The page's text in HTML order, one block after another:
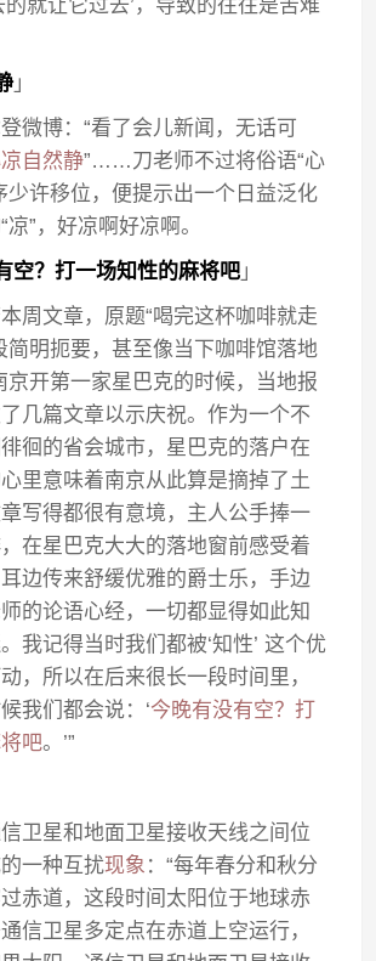
的就让它过去’，导致的往往是苦难
」
微博：“看了会儿新闻，无话可
自然静”……刀老师不过将俗语“心
少许移位，便提示出一个日益泛化
”，好凉啊好凉啊。
空？打一场知性的麻将吧 」
周文章，原题“喝完这杯咖啡就走
简明扼要，甚至像当下咖啡馆落地
京开第一家星巴克的时候，当地报
几篇文章以示庆祝。作为一个不
徊的省会城市，星巴克的落户在
里意味着南京从此算是摘掉了土
写得都很有意境，主人公手捧一
在星巴克大大的落地窗前感受着
边传来舒缓优雅的爵士乐，手边
的论语心经，一切都显得如此知
我记得当时我们都被‘知性’ 这个优
，所以在后来很长一段时间里，
我们都会说：‘今晚有没有空？打
吧。’”
卫星和地面卫星接收天线之间位
一种互扰现象 ：“每年春分和秋分
赤道，这段时间太阳位于地球赤
信卫星多定点在赤道上空运行，